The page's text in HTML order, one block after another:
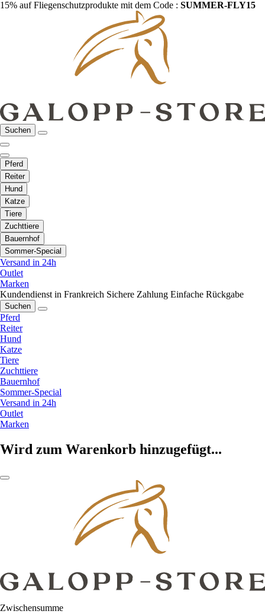
15% auf Fliegenschutzprodukte mit dem Code : SUMMER-FLY15
Suchen
Pferd
Reiter
Hund
Katze
Tiere
Zuchttiere
Bauernhof
Sommer-Special
Versand in 24h
Outlet
Marken
Kundendienst in Frankreich Sichere Zahlung Einfache Rückgabe
Suchen
Pferd
Reiter
Hund
Katze
Tiere
Zuchttiere
Bauernhof
Sommer-Special
Versand in 24h
Outlet
Marken
Wird zum Warenkorb hinzugefügt...
Zwischensumme